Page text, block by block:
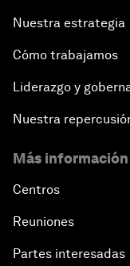
Nuestra estrategia
Cómo trabajamos
Liderazgo y
Nuestra
Más
Centros
Reuniones
Partes interesadas